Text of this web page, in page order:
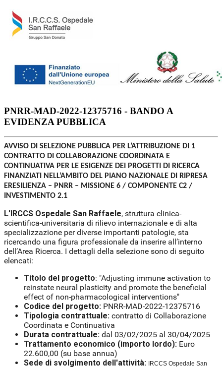
PNRR-MAD-2022-12375716 - BANDO A
EVIDENZA PUBBLICA
AVVISO DI SELEZIONE PUBBLICA PER L’ATTRIBUZIONE DI 1
CONTRATTO DI COLLABORAZIONE COORDINATA E
CONTINUATIVA PER LE ESIGENZE DEI PROGETTI DI RICERCA
FINANZIATI NELL’AMBITO DEL PIANO NAZIONALE DI RIPRESA
ERESILIENZA – PNRR – MISSIONE 6 / COMPONENTE C2 /
INVESTIMENTO 2.1
L'IRCCS Ospedale San Raffaele, struttura clinica-
scientifica-universitaria di rilievo internazionale e di alta
specializzazione per diverse importanti patologie, sta
ricercando una figura professionale da inserire all’interno
dell’Area Ricerca. I dettagli della selezione sono di seguito
elencati:
Titolo del progetto: "Adjusting immune activation to
reinstate neural plasticity and promote the beneficial
effect of non-pharmacological interventions"
Codice del progetto: PNRR-MAD-2022-12375716
Tipologia contrattuale: contratto di Collaborazione
Coordinata e Continuativa
Durata contrattuale: dal 03/02/2025 al 30/04/2025
Trattamento economico (importo lordo): Euro
22.600,00 (su base annua)
Sede di svolgimento dell'attività:
IRCCS Ospedale San